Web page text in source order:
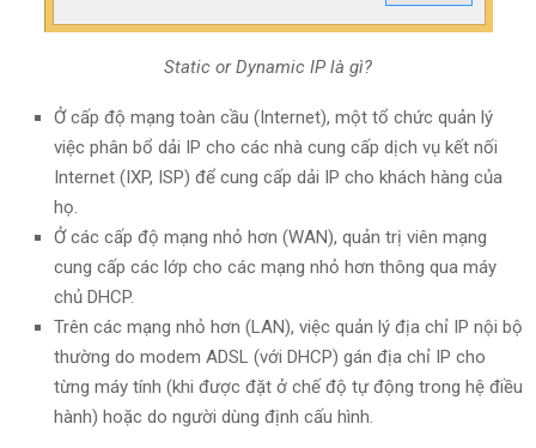
Static or Dynamic IP là gì?
Ở cấp độ mạng toàn cầu (Internet), một tổ chức quản lý
việc phân bổ dải IP cho các nhà cung cấp dịch vụ kết nối
Internet (IXP, ISP) để cung cấp dải IP cho khách hàng của
họ.
Ở các cấp độ mạng nhỏ hơn (WAN), quản trị viên mạng
cung cấp các lớp cho các mạng nhỏ hơn thông qua máy
chủ DHCP.
Trên các mạng nhỏ hơn (LAN), việc quản lý địa chỉ IP nội bộ
thường do modem ADSL (với DHCP) gán địa chỉ IP cho
từng máy tính (khi được đặt ở chế độ tự động trong hệ điều
hành) hoặc do người dùng định cấu hình.